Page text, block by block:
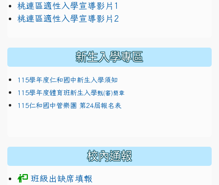
link to https://docs.google.com/presentation/d/
桃連區適性入學宣導影片1
link to https://docs.google.com/presentation/d/
桃連區適性入學宣導影片2
新生入學專區
115學年度仁和國中新生入學須知
115學年度體育班新生入學甄(審)簡章
115仁和國中管樂團 第24屆報名表
校內通報
班級出缺席填報